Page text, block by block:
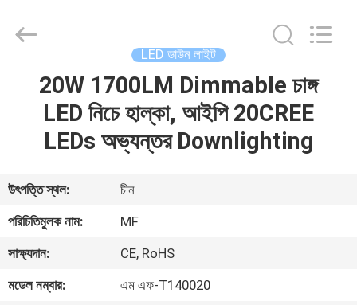
ভিডিও
সম্পর্কে
Lighting
Co.,Ltd..
LED ডাউন লাইট
20W 1700LM Dimmable চাঙ্গ
LED নিচে হাল্কা, আইপি 20CREE
LEDs অভ্যন্তর Downlighting
উৎপত্তি স্থল:
চীন
পরিচিতিমুলক নাম:
MF
সাক্ষ্যদান:
CE, RoHS
মডেল নম্বার:
এম এফ-T140020